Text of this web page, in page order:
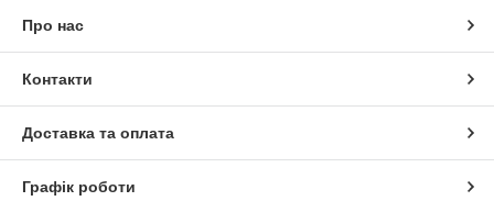
Про нас
Контакти
Доставка та оплата
Графік роботи